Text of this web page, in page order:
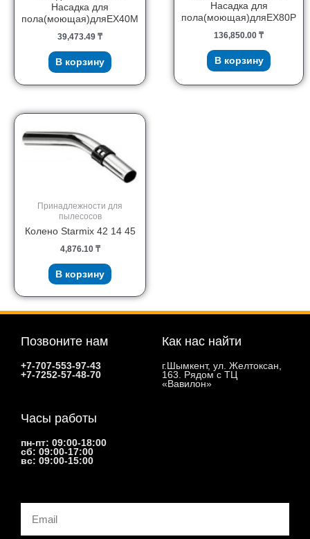
Насадка для
пола(моющая)дляEX40M
39,473.49 ₸
В корзину
Насадка для
пола(моющая)дляEX80P
136,850.00 ₸
В корзину
Принадлежности для
пылесосов
Колено Starmix 42 14 45
4,876.10 ₸
В корзину
Позвоните нам
+7-707-553-97-43
+7-7252-57-48-70
Как нас найти
г.Шымкент, ул. Желтоксан,
163. Рядом с ТЦ
«Вавилон»
Часы работы
пн-пт: 09:00-18:00
сб: 09:00-17:00
вс: 09:00-15:00
Email